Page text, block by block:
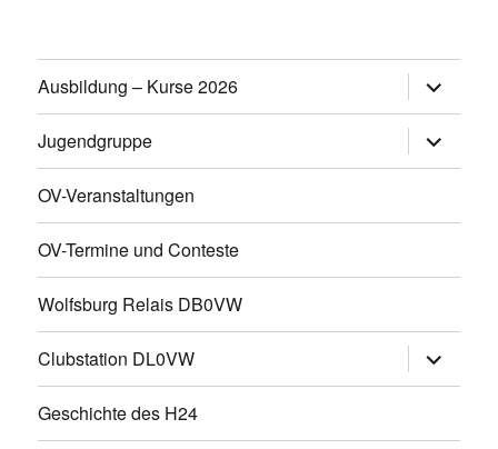
Ausbildung – Kurse 2026
öffnen
Jugendgruppe
öffnen
OV-Veranstaltungen
OV-Termine und Conteste
Wolfsburg Relais DB0VW
Clubstation DL0VW
öffnen
Geschichte des H24